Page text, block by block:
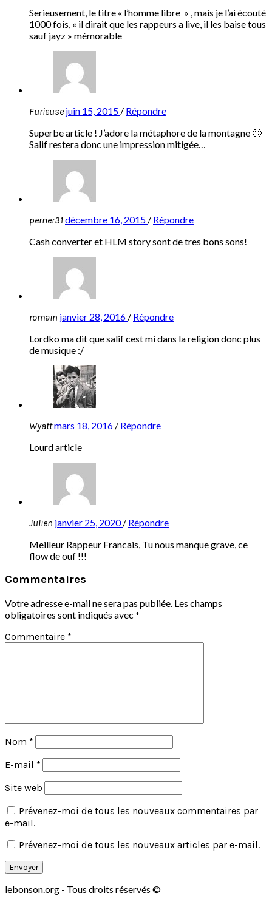
Serieusement, le titre « l’homme libre » , mais je l’ai écouté
1000 fois, « il dirait que les rappeurs a live, il les baise tous
sauf jayz » mémorable
Furieuse juin 15, 2015 / Répondre
Superbe article ! J’adore la métaphore de la montagne 🙂
Salif restera donc une impression mitigée…
perrier31décembre 16, 2015 / Répondre
Cash converter et HLM story sont de tres bons sons!
romain janvier 28, 2016 / Répondre
Lordko ma dit que salif cest mi dans la religion donc plus
de musique :/
Wyattmars 18, 2016 / Répondre
Lourd article
Julien janvier 25, 2020/ Répondre
Meilleur Rappeur Francais, Tu nous manque grave, ce
flow de ouf !!!
Commentaires
Votre adresse e-mail ne sera pas publiée. Les champs
obligatoires sont indiqués avec *
Commentaire *
Nom *
E-mail *
Site web
Prévenez-moi de tous les nouveaux commentaires par
e-mail.
Prévenez-moi de tous les nouveaux articles par e-mail.
lebonson.org - Tous droits réservés ©